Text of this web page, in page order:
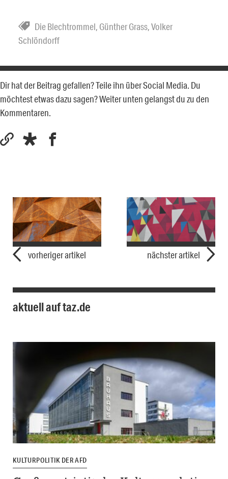
Die Blechtrommel, Günther Grass,Volker
Schlöndorff
Dir hat der Beitrag gefallen? Teile ihn über Social Media. Du
möchtest etwas dazu sagen? Weiter unten gelangst du zu den
Kommentaren.
vorheriger artikel nächster artikel
aktuell auf taz.de
KULTURPOLITIK DER AFD